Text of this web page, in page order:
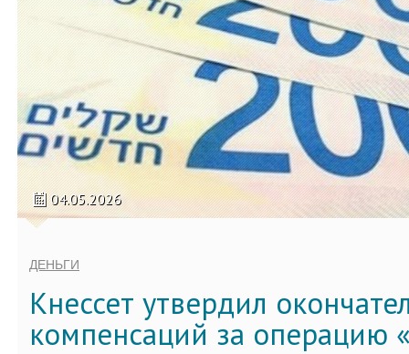
04.05.2026
ДЕНЬГИ
Кнессет утвердил
компенсаций за операцию